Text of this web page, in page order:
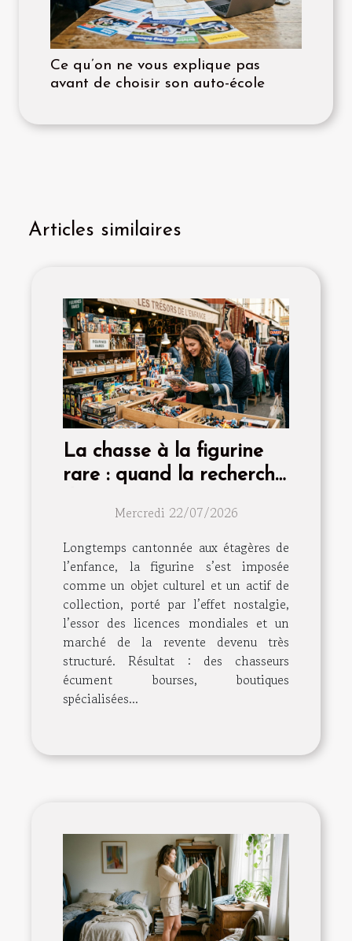
Ce qu’on ne vous explique pas
avant de choisir son auto-école
Articles similaires
La chasse à la figurine
rare : quand la recherche
Mercredi 22/07/2026
Longtemps cantonnée aux étagères de
l’enfance, la figurine s’est imposée
comme un objet culturel et un actif de
collection, porté par l’effet nostalgie,
l’essor des licences mondiales et un
marché de la revente devenu très
structuré. Résultat : des chasseurs
écument bourses, boutiques
spécialisées...